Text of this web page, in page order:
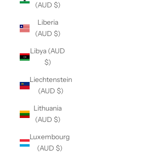
(AUD $)
Liberia
(AUD $)
Libya (AUD
$)
Liechtenstein
(AUD $)
Lithuania
(AUD $)
Luxembourg
(AUD $)